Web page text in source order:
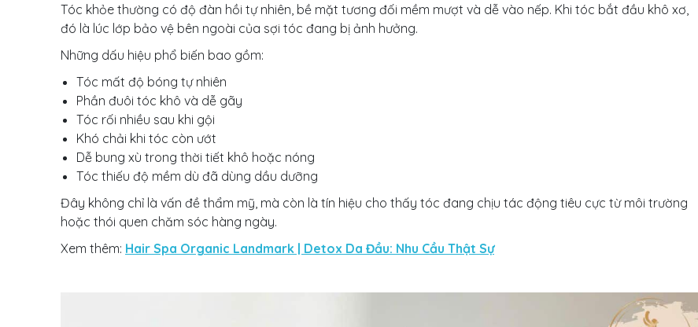
Tóc khỏe thường có độ đàn hồi tự nhiên, bề mặt tương đối mềm mượt và dễ vào nếp. Khi tóc bắt đầu khô xơ,
đó là lúc lớp bảo vệ bên ngoài của sợi tóc đang bị ảnh hưởng.
Những dấu hiệu phổ biến bao gồm:
Tóc mất độ bóng tự nhiên
Phần đuôi tóc khô và dễ gãy
Tóc rối nhiều sau khi gội
Khó chải khi tóc còn ướt
Dễ bung xù trong thời tiết khô hoặc nóng
Tóc thiếu độ mềm dù đã dùng dầu dưỡng
Đây không chỉ là vấn đề thẩm mỹ, mà còn là tín hiệu cho thấy tóc đang chịu tác động tiêu cực từ môi trường
hoặc thói quen chăm sóc hàng ngày.
Xem thêm: Hair Spa Organic Landmark | Detox Da Đầu: Nhu Cầu Thật Sự